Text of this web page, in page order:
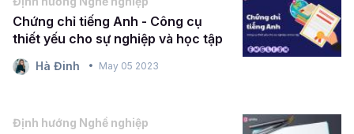
Chứng chỉ tiếng Anh - Công cụ
thiết yếu cho sự nghiệp và học tập
Hà Đinh May 05 2023
Định hướng Nghề nghiệp